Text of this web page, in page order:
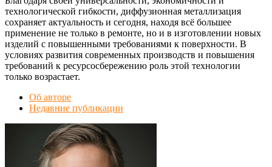
технологической гибкости, диффузионная металлизация
сохраняет актуальность и сегодня, находя всё большее
применение не только в ремонте, но и в изготовлении новых
изделий с повышенными требованиями к поверхности. В
условиях развития современных производств и повышения
требований к ресурсосбережению роль этой технологии
только возрастает.
Об авторе
Недавние публикации